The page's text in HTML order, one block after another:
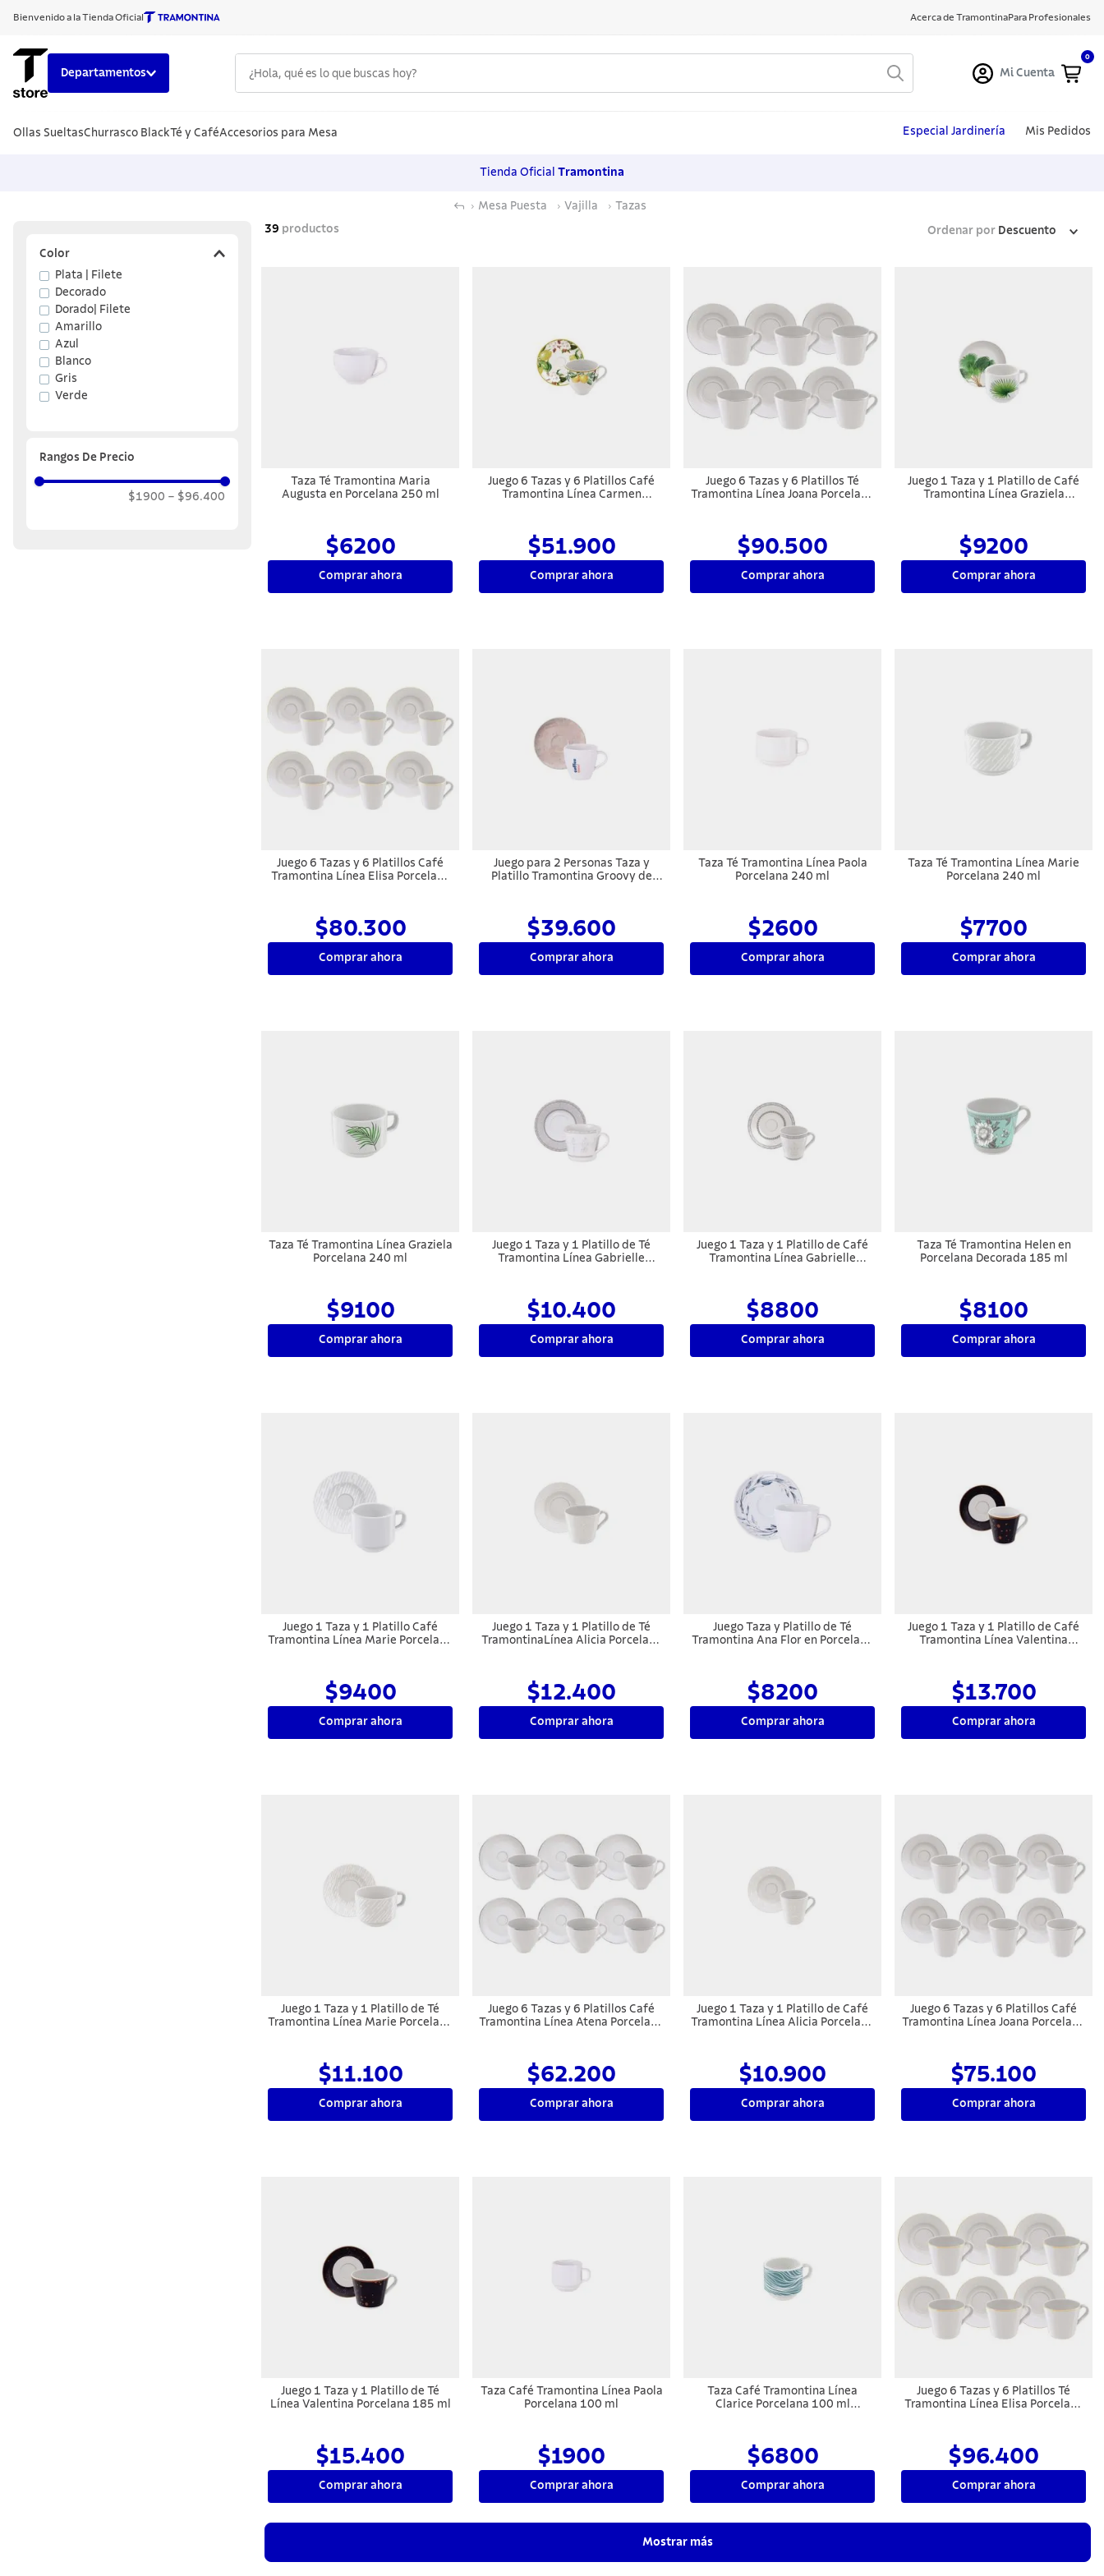
Bienvenido a la Tienda Oficial Acerca de TramontinaPara Profesionales
Departamentos Mi Cuenta
0
Ollas SueltasChurrasco BlackTé y CaféAccesorios para Mesa Especial Jardinería Mis Pedidos
Tienda Oficial Tramontina
Mesa Puesta Vajilla Tazas
Color
Plata | Filete
Decorado
Dorado| Filete
Amarillo
Azul
Blanco
Gris
Verde
Rangos De Precio
$1900 – $96.400
39 productos Ordenar por Descuento
Taza Té Tramontina Maria
Augusta en Porcelana 250 ml
$6200
Comprar ahora
Juego 6 Tazas y 6 Platillos Café
Tramontina Línea Carmen
$51.900
Comprar ahora
Juego 6 Tazas y 6 Platillos Té
Tramontina Línea Joana Porcelana
$90.500
Comprar ahora
Juego 1 Taza y 1 Platillo de Café
Tramontina Línea Graziela
$9200
Comprar ahora
Juego 6 Tazas y 6 Platillos Café
Tramontina Línea Elisa Porcelana
$80.300
Comprar ahora
Juego para 2 Personas Taza y
Platillo Tramontina Groovy de
$39.600
Comprar ahora
Taza Té Tramontina Línea Paola
Porcelana 240 ml
$2600
Comprar ahora
Taza Té Tramontina Línea Marie
Porcelana 240 ml
$7700
Comprar ahora
Taza Té Tramontina Línea Graziela
Porcelana 240 ml
$9100
Comprar ahora
Juego 1 Taza y 1 Platillo de Té
Tramontina Línea Gabrielle
$10.400
Comprar ahora
Juego 1 Taza y 1 Platillo de Café
Tramontina Línea Gabrielle
$8800
Comprar ahora
Taza Té Tramontina Helen en
Porcelana Decorada 185 ml
$8100
Comprar ahora
Juego 1 Taza y 1 Platillo Café
Tramontina Línea Marie Porcelana
$9400
Comprar ahora
Juego 1 Taza y 1 Platillo de Té
TramontinaLínea Alicia Porcelana
$12.400
Comprar ahora
Juego Taza y Platillo de Té
Tramontina Ana Flor en Porcelana
$8200
Comprar ahora
Juego 1 Taza y 1 Platillo de Café
Tramontina Línea Valentina
$13.700
Comprar ahora
Juego 1 Taza y 1 Platillo de Té
Tramontina Línea Marie Porcelana
$11.100
Comprar ahora
Juego 6 Tazas y 6 Platillos Café
Tramontina Línea Atena Porcelana
$62.200
Comprar ahora
Juego 1 Taza y 1 Platillo de Café
Tramontina Línea Alicia Porcelana
$10.900
Comprar ahora
Juego 6 Tazas y 6 Platillos Café
Tramontina Línea Joana Porcelana
$75.100
Comprar ahora
Juego 1 Taza y 1 Platillo de Té
Línea Valentina Porcelana 185 ml
$15.400
Comprar ahora
Taza Café Tramontina Línea Paola
Porcelana 100 ml
$1900
Comprar ahora
Taza Café Tramontina Línea
Clarice Porcelana 100 ml
$6800
Comprar ahora
Juego 6 Tazas y 6 Platillos Té
Tramontina Línea Elisa Porcelana
$96.400
Comprar ahora
Mostrar más
1.
cuchillos
4